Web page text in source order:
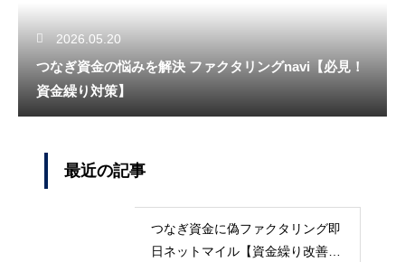
2026.05.20
つなぎ資金の悩みを解決 ファクタリングnavi【必見！
資金繰り対策】
最近の記事
つなぎ資金に偽ファクタリング即
日ネットマイル【資金繰り改善に